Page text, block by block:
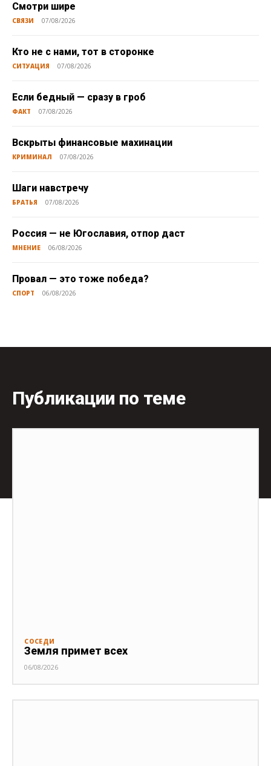
Смотри шире
СВЯЗИ 07/08/2026
Кто не с нами, тот в сторонке
СИТУАЦИЯ 07/08/2026
Если бедный — сразу в гроб
ФАКТ 07/08/2026
Вскрыты финансовые махинации
КРИМИНАЛ 07/08/2026
Шаги навстречу
БРАТЬЯ 07/08/2026
Россия — не Югославия, отпор даст
МНЕНИЕ 06/08/2026
Провал — это тоже победа?
СПОРТ 06/08/2026
Публикации по теме
СОСЕДИ
Земля примет всех
06/08/2026